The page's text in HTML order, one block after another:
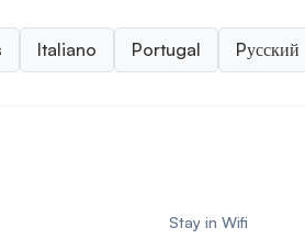
Italiano Portugal Pусский
Stay in Wifi